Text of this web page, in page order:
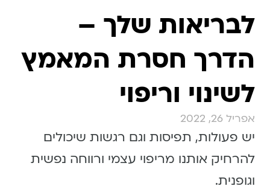
לבריאות שלך –
הדרך חסרת המאמץ
לשינוי וריפוי
אפריל 26, 2022
יש פעולות, תפיסות וגם רגשות שיכולים
להרחיק אותנו מריפוי עצמי ורווחה נפשית
וגופנית.